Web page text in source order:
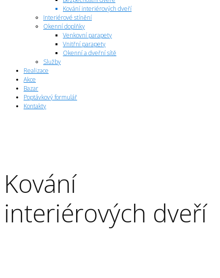
Kování interiérových dveří
Interiérové stínění
Okenní doplňky
Venkovní parapety
Vnitřní parapety
Okenní a dveřní sítě
Služby
Realizace
Akce
Bazar
Poptávkový formulář
Kontakty
Kování
interiérových dveří